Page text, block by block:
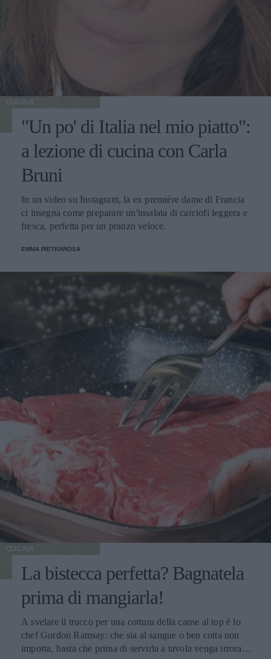
CUCINA
"Un po' di Italia nel mio piatto":
a lezione di cucina con Carla
Bruni
In un video su Instagram, la ex première dame di Francia
ci insegna come preparare un'insalata di carciofi leggera e
fresca, perfetta per un pranzo veloce.
EMMA PIETRAROSA
CUCINA
La bistecca perfetta? Bagnatela
prima di mangiarla!
A svelare il trucco per una cottura della carne al top è lo
chef Gordon Ramsay: che sia al sangue o ben cotta non
importa, basta che prima di servirla a tavola venga irrorata